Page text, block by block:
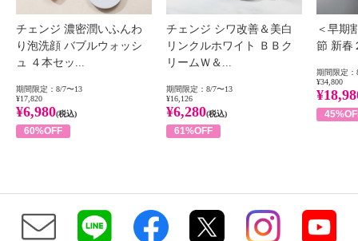
チェンジ 濃密潤いふんわ
り泡洗顔 バブルウォッシ
ュ ４本セッ...
期間限定：8/7〜13
¥17,820
¥6,980(税込)
60%OFF
チェンジ シワ改善＆美白
リンクルホワイト ＢＢク
リームＷ＆...
期間限定：8/7〜13
¥16,126
¥6,280(税込)
61%OFF
＜早期
節 新春
期間限定：
¥34,800